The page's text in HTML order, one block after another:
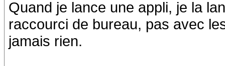
Quand je lance une appli, je la
raccourci de bureau, pas avec
jamais rien.